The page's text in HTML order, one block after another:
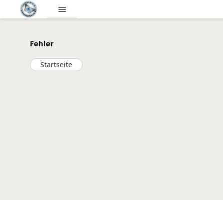
menu
Fehler
Startseite